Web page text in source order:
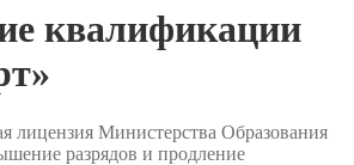
квалификации
лицензия Министерства Образования
разрядов и продление